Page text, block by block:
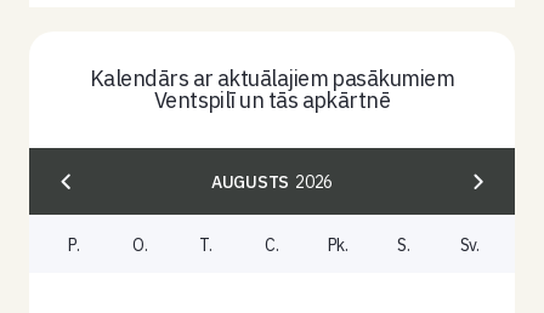
Kalendārs ar aktuālajiem pasākumiem
Ventspilī un tās apkārtnē
AUGUSTS 2026
P. O. T. C. Pk. S. Sv.